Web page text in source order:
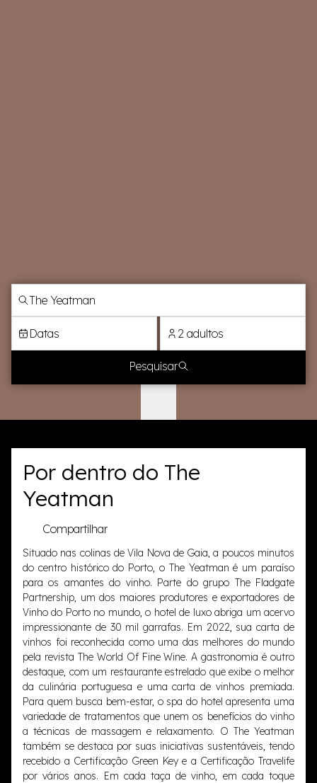
Datas 2 adultos
Pesquisar
Por dentro do The
Yeatman
Compartilhar
Situado nas colinas de Vila Nova de Gaia, a poucos minutos
do centro histórico do Porto, o The Yeatman é um paraíso
para os amantes do vinho. Parte do grupo The Fladgate
Partnership, um dos maiores produtores e exportadores de
Vinho do Porto no mundo, o hotel de luxo abriga um acervo
impressionante de 30 mil garrafas. Em 2022, sua carta de
vinhos foi reconhecida como uma das melhores do mundo
pela revista The World Of Fine Wine. A gastronomia é outro
destaque, com um restaurante estrelado que exibe o melhor
da culinária portuguesa e uma carta de vinhos premiada.
Para quem busca bem-estar, o spa do hotel apresenta uma
variedade de tratamentos que unem os benefícios do vinho
a técnicas de massagem e relaxamento. O The Yeatman
também se destaca por suas iniciativas sustentáveis, tendo
recebido a Certificação Green Key e a Certificação Travelife
por vários anos. Em cada taça de vinho, em cada toque